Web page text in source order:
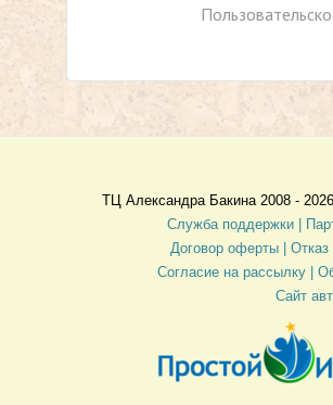
ТЦ Александра Бакина 2008 -
Служба поддержки |
Договор оферты
|
Согласие на рассылку |
Сайт